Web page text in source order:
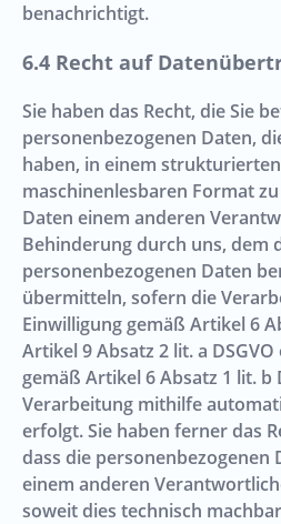
benachrichtigt.
Recht auf
Sie haben das Recht, die Sie
personenbezogenen Daten,
haben, in einem
maschinenlesbaren Format
Daten einem anderen
Behinderung durch uns, dem
personenbezogenen Daten
übermitteln, sofern die
Einwilligung gemäß Artikel 6
Artikel 9 Absatz 2 lit. a
gemäß Artikel 6 Absatz 1 lit. b
Verarbeitung mithilfe
erfolgt. Sie haben ferner das
dass die personenbezogenen
einem anderen
soweit dies technisch